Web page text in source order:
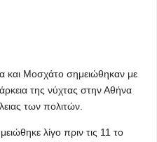
και Μοσχάτο σημειώθηκαν με
της νύχτας στην Αθήνα
των πολιτών.
λίγο πριν τις 11 το